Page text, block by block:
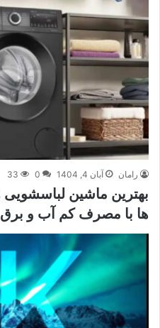
رامان آبان 4, 1404 0
33
ها با مصرف کم آب و برق